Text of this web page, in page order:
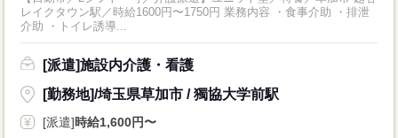
レイクタウン駅／時給1600円〜1750円 業務内容 ・食事介助 ・排泄
介助 ・トイレ誘導...
[派遣]施設内介護・看護
[勤務地]/埼玉県草加市 / 獨協大学前駅
[派遣]時給1,600円〜